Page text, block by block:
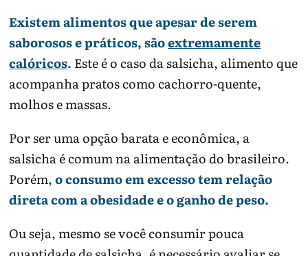
Existem alimentos que apesar de serem
saborosos e práticos, sãoextremamente
calóricos. Este é o caso da salsicha, alimento que
acompanha pratos como cachorro-quente,
molhos e massas.
Por ser uma opção barata e econômica, a
salsicha é comum na alimentação do brasileiro.
Porém,o consumo em excesso tem relação
direta com a obesidade e o ganho de peso.
Ou seja, mesmo se você consumir pouca